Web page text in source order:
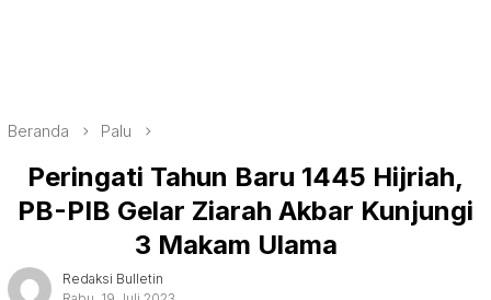
Beranda Palu
Peringati Tahun Baru 1445 Hijriah,
PB-PIB Gelar Ziarah Akbar Kunjungi
3 Makam Ulama
Redaksi Bulletin